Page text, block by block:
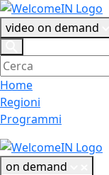
video on demand
Home
Regioni
Programmi
on demand